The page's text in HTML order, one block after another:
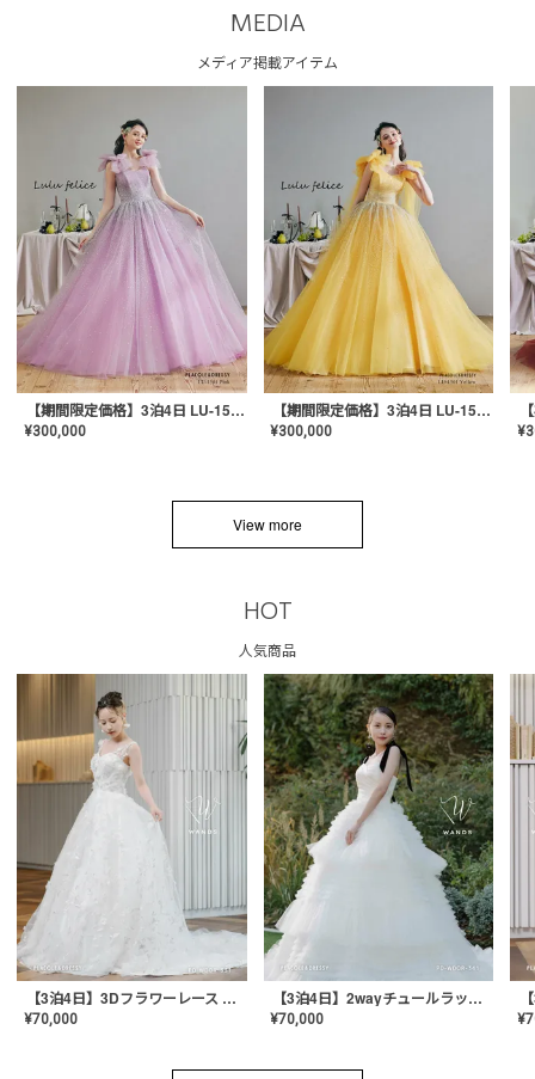
MEDIA
メディア掲載アイテム
【期間限定価格】3泊4日 LU-1501(Pink)
¥300,000
【期間限定価格】3泊4日 LU-1501(Yellow)
¥300,000 ¥
View more
HOT
人気商品
【3泊4日】3Dフラワーレース ドレス〈PD-WDOR-331〉
¥70,000
【3泊4日】2wayチュールラッフルドレス〈PD-WDOR-341RTL〉
¥70,000 ¥